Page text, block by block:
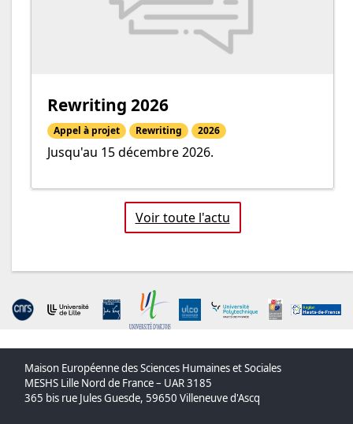
Rewriting 2026
Appel à projet Rewriting 2026
Jusqu'au 15 décembre 2026.
Voir toute l'actu
Maison Européenne des Sciences Humaines et Sociales
MESHS Lille Nord de France – UAR 3185
365 bis rue Jules Guesde, 59650 Villeneuve d'Ascq